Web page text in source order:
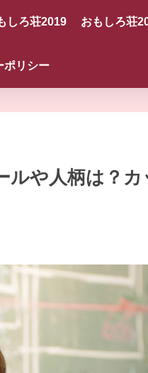
しろ荘2019 おもしろ荘
ポリシー
ルや人柄は？カ